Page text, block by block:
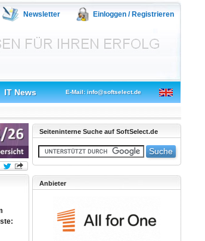
Newsletter Einloggen / Registrieren
IT News E-Mail: info@softselect.de
Seiteninterne Suche auf SoftSelect.de
Anbieter